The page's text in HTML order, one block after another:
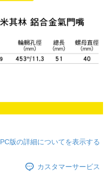
PC版の詳細についてを表示する
カスタマーサービス